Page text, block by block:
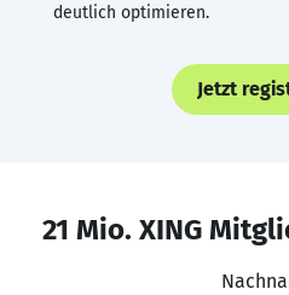
deutlich optimieren.
Jetzt
21 Mio. XING